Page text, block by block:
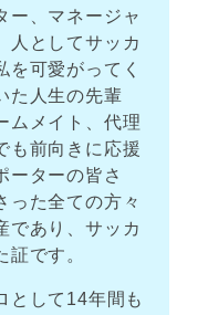
ー、マネージャ
人としてサッカ
を可愛がってく
た人生の先輩
ムメイト、代理
も前向きに応援
ーターの皆さ
った全ての方々
であり、サッカ
です。
として14年間も